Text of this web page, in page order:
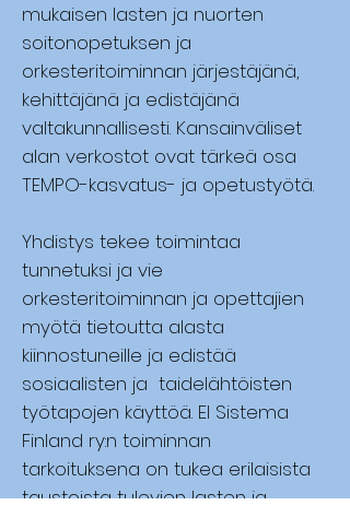
mukaisen lasten ja nuorten
soitonopetuksen ja
orkesteritoiminnan järjestäjänä,
kehittäjänä ja edistäjänä
valtakunnallisesti. Kansainväliset
alan verkostot ovat tärkeä osa
TEMPO-kasvatus- ja opetustyötä.
Yhdistys tekee toimintaa
tunnetuksi ja vie
orkesteritoiminnan ja opettajien
myötä tietoutta alasta
kiinnostuneille ja edistää
sosiaalisten ja taidelähtöisten
työtapojen käyttöä. El Sistema
Finland ry:n toiminnan
tarkoituksena on tukea erilaisista
taustoista tulevien lasten ja